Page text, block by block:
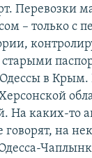
Перевозки
– только с
старыми
Одессы в
На каких-то
говорят, на